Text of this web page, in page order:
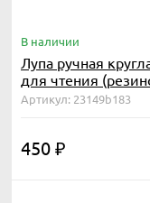
В наличии
Лупа ручная
для чтения
двуцветная ручка)
Артикул: 23149b183
450 ₽